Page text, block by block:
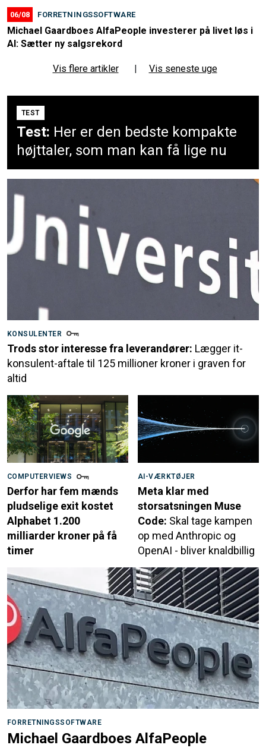
06/08 FORRETNINGSSOFTWARE
Michael Gaardboes AlfaPeople investerer på livet løs i
AI: Sætter ny salgsrekord
Vis flere artikler | Vis seneste uge
TEST
Test: Her er den bedste kompakte
højttaler, som man kan få lige nu
KONSULENTER
Trods stor interesse fra leverandører: Lægger it-
konsulent-aftale til 125 millioner kroner i graven for
altid
COMPUTERVIEWS
Derfor har fem mænds
pludselige exit kostet
Alphabet 1.200
milliarder kroner på få
timer
AI-VÆRKTØJER
Meta klar med
storsatsningen Muse
Code: Skal tage kampen
op med Anthropic og
OpenAI - bliver knaldbillig
FORRETNINGSSOFTWARE
Michael Gaardboes AlfaPeople